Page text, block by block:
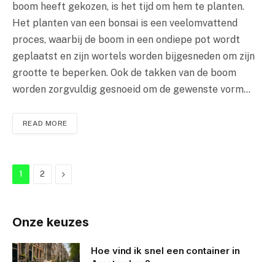
boom heeft gekozen, is het tijd om hem te planten.
Het planten van een bonsai is een veelomvattend
proces, waarbij de boom in een ondiepe pot wordt
geplaatst en zijn wortels worden bijgesneden om zijn
grootte te beperken. Ook de takken van de boom
worden zorgvuldig gesnoeid om de gewenste vorm…
READ MORE
1 2 Next
Onze keuzes
Hoe vind ik snel een container in